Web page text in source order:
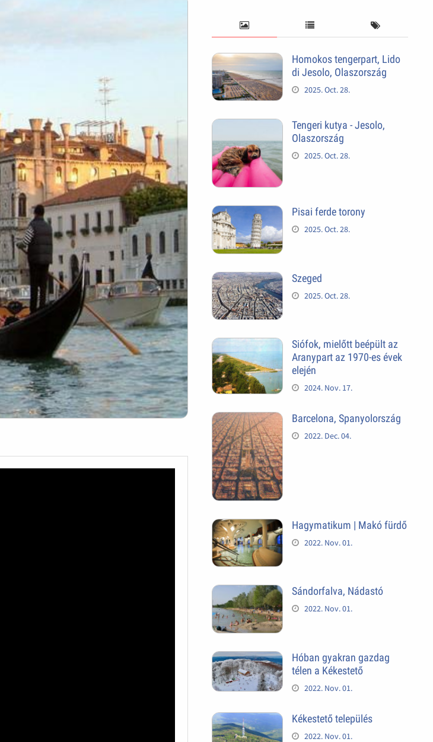
Homokos tengerpart, Lido
di Jesolo, Olaszország
2025. Oct. 28.
Tengeri kutya - Jesolo,
Olaszország
2025. Oct. 28.
Pisai ferde torony
2025. Oct. 28.
Szeged
2025. Oct. 28.
Siófok, mielőtt beépült az
Aranypart az 1970-es évek
elején
2024. Nov. 17.
Barcelona, Spanyolország
2022. Dec. 04.
Hagymatikum | Makó fürdő
2022. Nov. 01.
Sándorfalva, Nádastó
2022. Nov. 01.
Hóban gyakran gazdag
télen a Kékestető
2022. Nov. 01.
Kékestető település
2022. Nov. 01.